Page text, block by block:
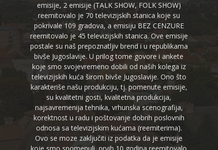
emisije, 2 emisije (TALK SHOW, FOLK SHOW)
reemitovalo je 70 televizijskih stanica koje su
pokrivale 109 gradova, a emisiju BEZ CENZURE
reemitovalo je 45 televizijskih stanica. Ove emisije
postale su naš prepoznatljiv brend i u republikama
bivše Jugoslavije. U prilog tome govore i ankete
koje smo svojevremeno dobili od naših kolega iz
televizijskih kuća širom bivše Jugoslavije. Ono što
karakteriše našu produkciju, tj. pomenute emisije,
su kvalitetni gosti, kvalitetna produkcija,
najsavremenija tehnika, vrhunska scenografija,
korektnost u radu i poštovanje dobrih poslovnih
odnosa sa televizijskim kućama (reemiterima).
Ovo se moze zaključiti iz podatka da je emisije